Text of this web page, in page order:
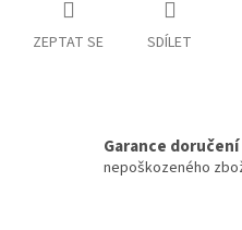
ZEPTAT SE SDÍLET
Garance doručení
nepoškozeného